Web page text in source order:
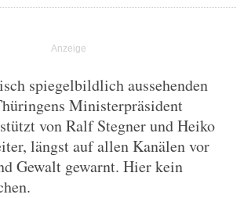
spiegelbildlich aussehenden
Ministerpräsident
von Ralf Stegner und Heiko
längst auf allen Kanälen vor
Gewalt gewarnt. Hier kein